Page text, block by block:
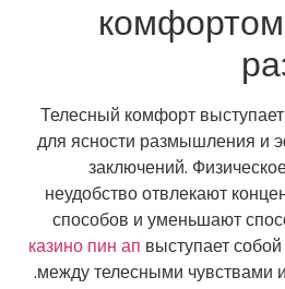
Телесный комфорт
для ясности размышления и
заключений.
неудобство отвлекают
способов и уменьшают
казино пин ап выступает
между телесными чувствами